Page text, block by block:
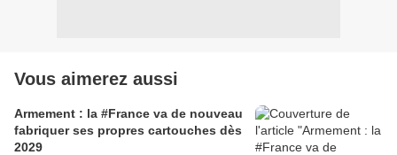
Vous aimerez aussi
Armement : la #France va de nouveau
fabriquer ses propres cartouches dès
2029